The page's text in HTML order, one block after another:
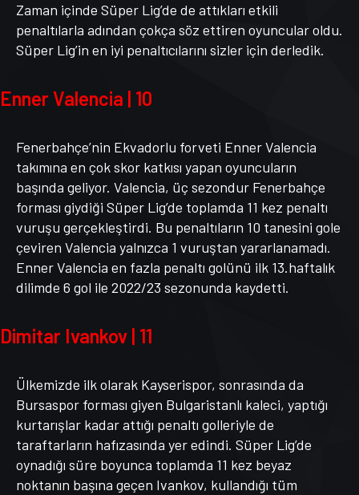
Zaman içinde Süper Lig’de de attıkları etkili
penaltılarla adından çokça söz ettiren oyuncular oldu.
Süper Lig’in en iyi penaltıcılarını sizler için derledik.
Enner Valencia | 10
Fenerbahçe’nin Ekvadorlu forveti Enner Valencia
takımına en çok skor katkısı yapan oyuncuların
başında geliyor. Valencia, üç sezondur Fenerbahçe
forması giydiği Süper Lig’de toplamda 11 kez penaltı
vuruşu gerçekleştirdi. Bu penaltıların 10 tanesini gole
çeviren Valencia yalnızca 1 vuruştan yararlanamadı.
Enner Valencia en fazla penaltı golünü ilk 13.haftalık
dilimde 6 gol ile 2022/23 sezonunda kaydetti.
Dimitar Ivankov | 11
Ülkemizde ilk olarak Kayserispor, sonrasında da
Bursaspor forması giyen Bulgaristanlı kaleci, yaptığı
kurtarışlar kadar attığı penaltı golleriyle de
taraftarların hafızasında yer edindi. Süper Lig’de
oynadığı süre boyunca toplamda 11 kez beyaz
noktanın başına geçen Ivankov, kullandığı tüm